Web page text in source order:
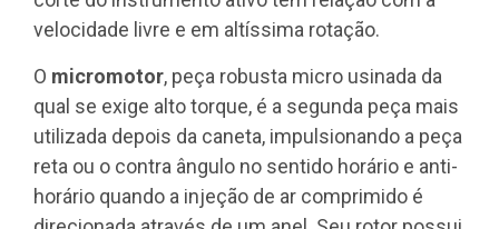
velocidade livre e em altíssima rotação.
O micromotor, peça robusta micro usinada da
qual se exige alto torque, é a segunda peça mais
utilizada depois da caneta, impulsionando a peça
reta ou o contra ângulo no sentido horário e anti-
horário quando a injeção de ar comprimido é